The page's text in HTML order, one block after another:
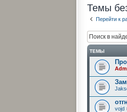
Темы
Перейти к
ТЕМЫ
vojd